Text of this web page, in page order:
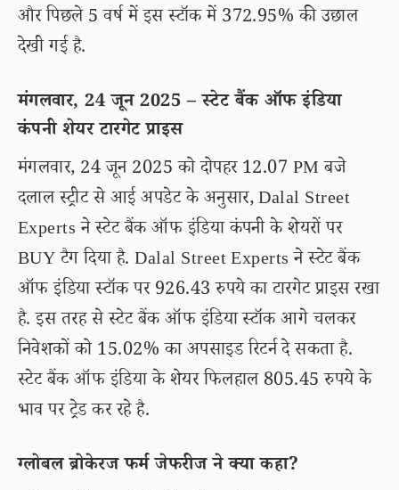
और पिछले 5 वर्ष में इस स्टॉक में 372.95% की उछाल
देखी गई है.
मंगलवार, 24 जून 2025 – स्टेट बैंक ऑफ इंडिया
कंपनी शेयर टारगेट प्राइस
मंगलवार, 24 जून 2025 को दोपहर 12.07 PM बजे
दलाल स्ट्रीट से आई अपडेट के अनुसार, Dalal Street
Experts ने स्टेट बैंक ऑफ इंडिया कंपनी के शेयरों पर
BUY टैग दिया है. Dalal Street Experts ने स्टेट बैंक
ऑफ इंडिया स्टॉक पर 926.43 रुपये का टारगेट प्राइस रखा
है. इस तरह से स्टेट बैंक ऑफ इंडिया स्टॉक आगे चलकर
निवेशकों को 15.02% का अपसाइड रिटर्न दे सकता है.
स्टेट बैंक ऑफ इंडिया के शेयर फिलहाल 805.45 रुपये के
भाव पर ट्रेड कर रहे है.
ग्लोबल ब्रोकेरज फर्म जेफरीज ने क्या कहा?